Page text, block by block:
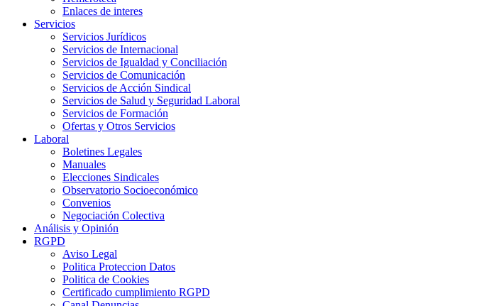
Enlaces de interes
Servicios
Servicios Jurídicos
Servicios de Internacional
Servicios de Igualdad y Conciliación
Servicios de Comunicación
Servicios de Acción Sindical
Servicios de Salud y Seguridad Laboral
Servicios de Formación
Ofertas y Otros Servicios
Laboral
Boletines Legales
Manuales
Elecciones Sindicales
Observatorio Socioeconómico
Convenios
Negociación Colectiva
Análisis y Opinión
RGPD
Aviso Legal
Politica Proteccion Datos
Politica de Cookies
Certificado cumplimiento RGPD